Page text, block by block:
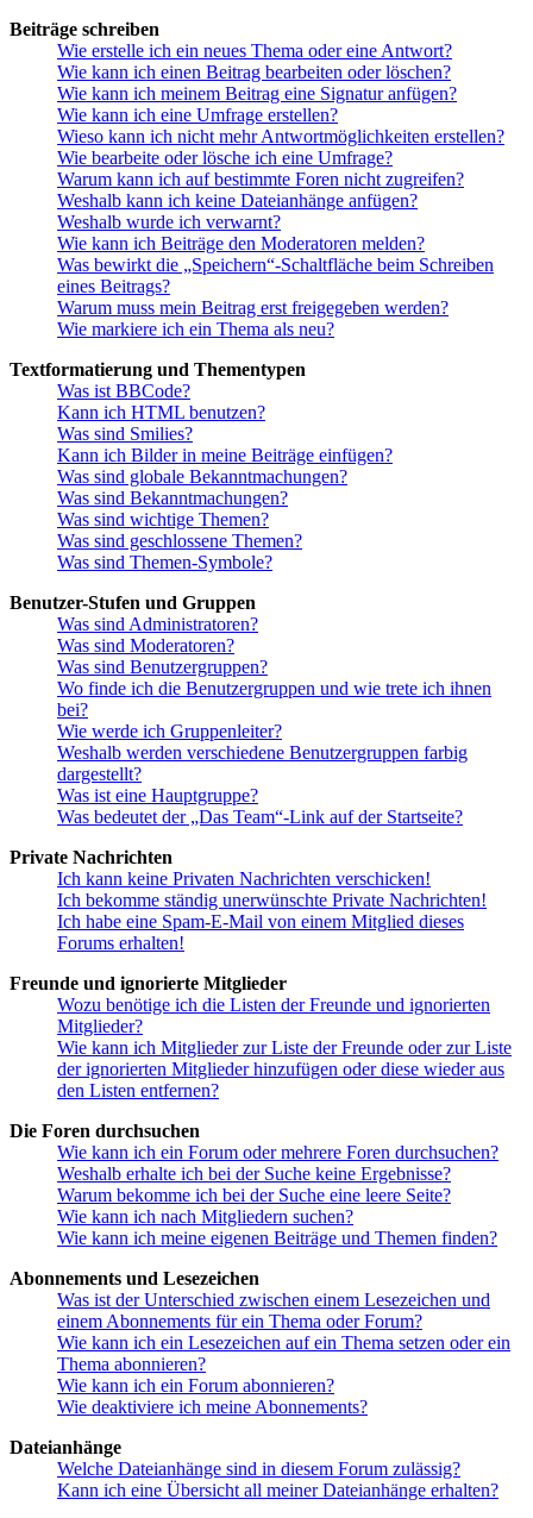
Beiträge schreiben
Wie erstelle ich ein neues Thema oder eine Antwort?
Wie kann ich einen Beitrag bearbeiten oder löschen?
Wie kann ich meinem Beitrag eine Signatur anfügen?
Wie kann ich eine Umfrage erstellen?
Wieso kann ich nicht mehr Antwortmöglichkeiten erstellen?
Wie bearbeite oder lösche ich eine Umfrage?
Warum kann ich auf bestimmte Foren nicht zugreifen?
Weshalb kann ich keine Dateianhänge anfügen?
Weshalb wurde ich verwarnt?
Wie kann ich Beiträge den Moderatoren melden?
Was bewirkt die „Speichern“-Schaltfläche beim Schreiben
eines Beitrags?
Warum muss mein Beitrag erst freigegeben werden?
Wie markiere ich ein Thema als neu?
Textformatierung und Thementypen
Was ist BBCode?
Kann ich HTML benutzen?
Was sind Smilies?
Kann ich Bilder in meine Beiträge einfügen?
Was sind globale Bekanntmachungen?
Was sind Bekanntmachungen?
Was sind wichtige Themen?
Was sind geschlossene Themen?
Was sind Themen-Symbole?
Benutzer-Stufen und Gruppen
Was sind Administratoren?
Was sind Moderatoren?
Was sind Benutzergruppen?
Wo finde ich die Benutzergruppen und wie trete ich ihnen
bei?
Wie werde ich Gruppenleiter?
Weshalb werden verschiedene Benutzergruppen farbig
dargestellt?
Was ist eine Hauptgruppe?
Was bedeutet der „Das Team“-Link auf der Startseite?
Private Nachrichten
Ich kann keine Privaten Nachrichten verschicken!
Ich bekomme ständig unerwünschte Private Nachrichten!
Ich habe eine Spam-E-Mail von einem Mitglied dieses
Forums erhalten!
Freunde und ignorierte Mitglieder
Wozu benötige ich die Listen der Freunde und ignorierten
Mitglieder?
Wie kann ich Mitglieder zur Liste der Freunde oder zur Liste
der ignorierten Mitglieder hinzufügen oder diese wieder aus
den Listen entfernen?
Die Foren durchsuchen
Wie kann ich ein Forum oder mehrere Foren durchsuchen?
Weshalb erhalte ich bei der Suche keine Ergebnisse?
Warum bekomme ich bei der Suche eine leere Seite?
Wie kann ich nach Mitgliedern suchen?
Wie kann ich meine eigenen Beiträge und Themen finden?
Abonnements und Lesezeichen
Was ist der Unterschied zwischen einem Lesezeichen und
einem Abonnements für ein Thema oder Forum?
Wie kann ich ein Lesezeichen auf ein Thema setzen oder ein
Thema abonnieren?
Wie kann ich ein Forum abonnieren?
Wie deaktiviere ich meine Abonnements?
Dateianhänge
Welche Dateianhänge sind in diesem Forum zulässig?
Kann ich eine Übersicht all meiner Dateianhänge erhalten?